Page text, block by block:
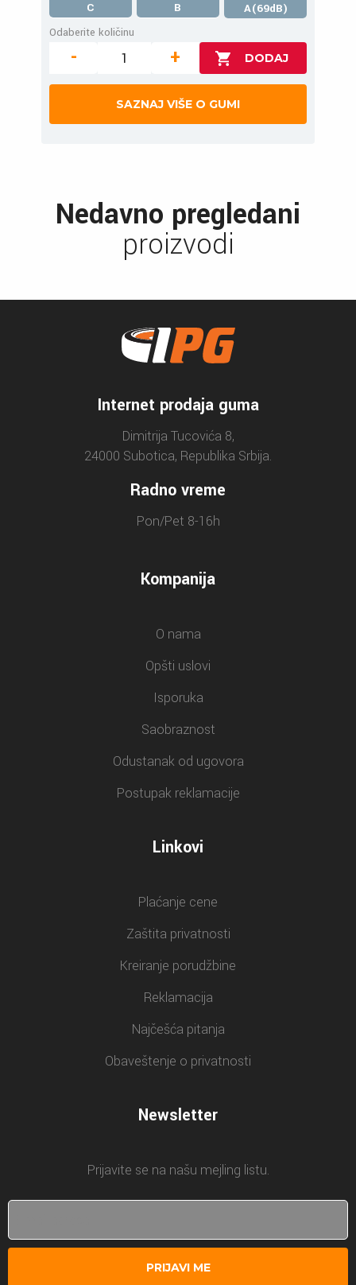
C B
A(69dB)
Odaberite količinu
- +
SAZNAJ VIŠE O GUMI
Nedavno pregledani
proizvodi
Internet prodaja guma
Dimitrija Tucovića 8,
24000 Subotica, Republika Srbija.
Radno vreme
Pon/Pet 8-16h
Kompanija
O nama
Opšti uslovi
Isporuka
Saobraznost
Odustanak od ugovora
Postupak reklamacije
Linkovi
Plaćanje cene
Zaštita privatnosti
Kreiranje porudžbine
Reklamacija
Najčešća pitanja
Obaveštenje o privatnosti
Newsletter
Prijavite se na našu mejling listu.
PRIJAVI ME